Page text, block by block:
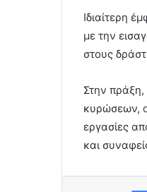
Ιδιαίτερη
με την
στους
Στην πράξη,
κυρώσεων,
εργασίες
και